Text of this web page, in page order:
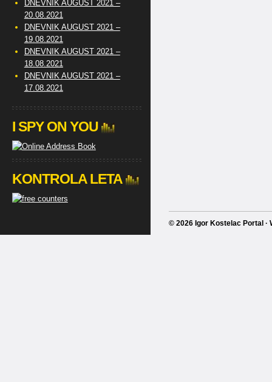
DNEVNIK AUGUST 2021 –
20.08.2021
DNEVNIK AUGUST 2021 –
19.08.2021
DNEVNIK AUGUST 2021 –
18.08.2021
DNEVNIK AUGUST 2021 –
17.08.2021
I SPY ON YOU
KONTROLA LETA
© 2026 Igor Kostelac Portal